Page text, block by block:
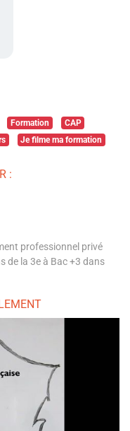
Formation
CAP
Je filme ma formation
:
professionnel privé
de la 3e à Bac +3 dans